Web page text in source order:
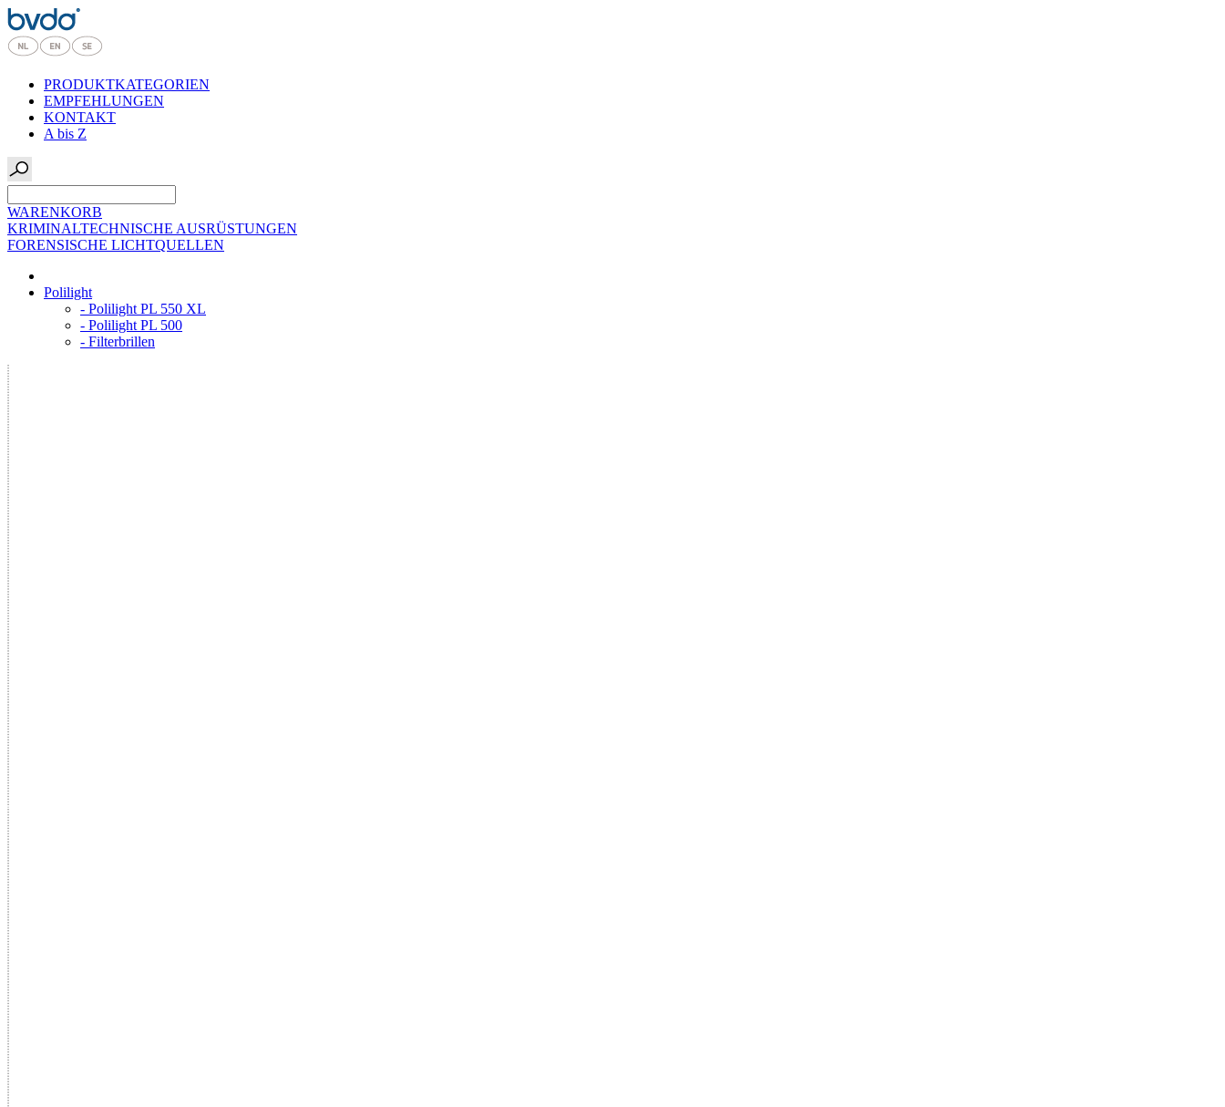
PRODUKTKATEGORIEN
EMPFEHLUNGEN
KONTAKT
A bis Z
WARENKORB
KRIMINALTECHNISCHE AUSRÜSTUNGEN
FORENSISCHE LICHTQUELLEN
Polilight
- Polilight PL 550 XL
- Polilight PL 500
- Filterbrillen